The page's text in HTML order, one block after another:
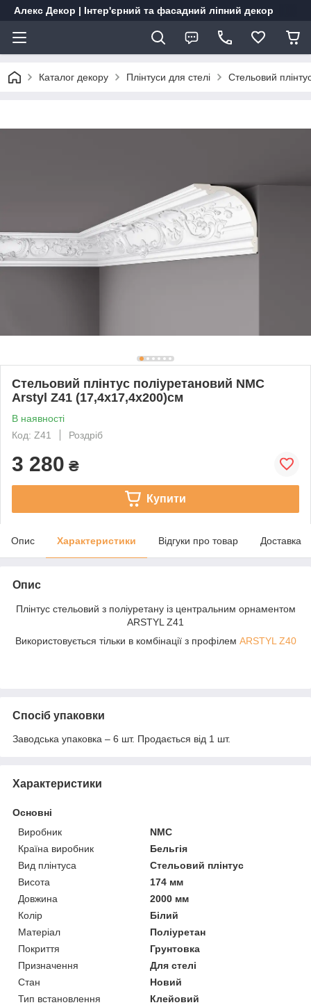
Алекс Декор | Інтер'єрний та фасадний ліпний декор
Каталог декору Плінтуси для стелі Стельовий
Стельовий плінтус поліуретановий NMC
Arstyl Z41 (17,4х17,4х200)см
В наявності
Код: Z41
Роздріб
3 280 ₴
Купити
Опис Характеристики Відгуки про товар Доставка
Опис
Плінтус стельовий з поліуретану із центральним орнаментом
ARSTYL Z41
Використовується тільки в комбінації з профілем ARSTYL Z40
Спосіб упаковки
Заводська упаковка – 6 шт. Продається від 1 шт.
Характеристики
Основні
Виробник
NMC
Країна виробник
Бельгія
Вид плінтуса
Стельовий плінтус
Висота
174 мм
Довжина
2000 мм
Колір
Білий
Матеріал
Поліуретан
Покриття
Грунтовка
Призначення
Для стелі
Стан
Новий
Тип встановлення
Клейовий